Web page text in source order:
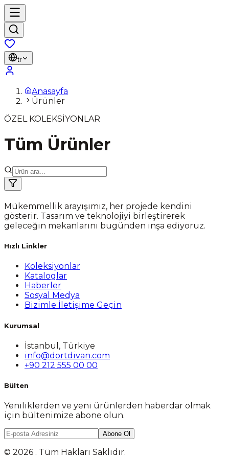
tr
Anasayfa
Ürünler
ÖZEL KOLEKSİYONLAR
Tüm Ürünler
Mükemmellik arayışımız, her projede kendini
gösterir. Tasarım ve teknolojiyi birleştirerek
geleceğin mekanlarını bugünden inşa ediyoruz.
Hızlı Linkler
Koleksiyonlar
Kataloglar
Haberler
Sosyal Medya
Bizimle İletişime Geçin
Kurumsal
İstanbul, Türkiye
info@dortdivan.com
+90 212 555 00 00
Bülten
Yeniliklerden ve yeni ürünlerden haberdar olmak
için bültenimize abone olun.
Abone Ol
© 2026 . Tüm Hakları Saklıdır.